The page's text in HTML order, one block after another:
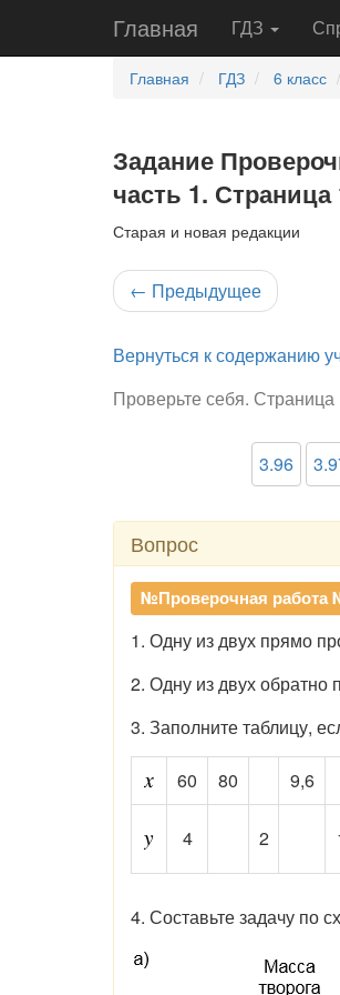
Главная ГДЗ
Главная ГДЗ 6 класс
Задание
часть 1. Страница
Старая и новая редакции
← Предыдущее
Вернуться к содержанию
Проверьте себя. Страница
3.96
Вопрос
№Проверочная работа
1. Одну из двух прямо
2. Одну из двух обратно
3. Заполните таблицу,
60 80 9,6
4 2
4. Составьте задачу по